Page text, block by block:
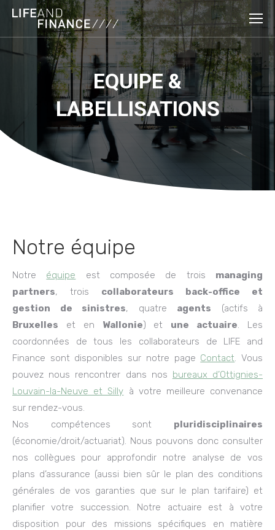
EQUIPE &
LABELLISATIONS
You are here:
Notre équipe
Notre équipe est composée de trois managing
partners, trois collaborateurs back-office et
gestion de sinistres, quatre agents (actifs à
Bruxelles et en Wallonie) et une actuaire. Les
coordonnées de tous les collaborateurs de LIFE and
Finance sont disponibles sur notre page Contact. Vous
pouvez nous rencontrer dans nos bureaux d’Ottignies-
Louvain-la-Neuve et Silly à votre meilleure convenance
sur rendez-vous.
Nos compétences sont pluridisciplinaires
(économie/droit/actuariat). Nous pouvons donc consulter
nos collègues pour approfondir notre analyse de vos
plans d’assurance (aussi bien sûr le plan des conditions
générales de vos garanties que sur le plan tarifaire) et
planifier votre succession. Notre actuaire est à votre
disposition pour des missions spécifiques en matière